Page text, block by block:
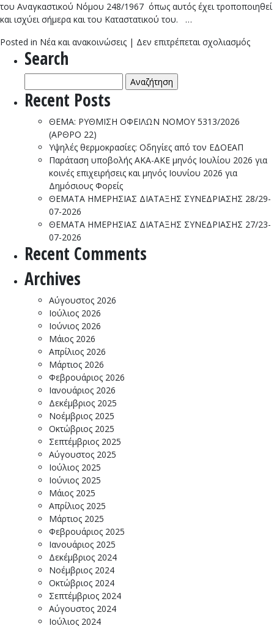
του Αναγκαστικού Νόμου 248/1967 όπως αυτός έχει τροποποιηθεί
και ισχύει σήμερα και του Καταστατικού του. …
Posted in Νέα και ανακοινώσεις | Δεν επιτρέπεται σχολιασμόςστο
SQL
Server
Per
Search
για:
Recent Posts
ΘΕΜΑ: ΡΥΘΜΙΣΗ ΟΦΕΙΛΩΝ ΝΟΜΟΥ 5313/2026
(ΑΡΘΡΟ 22)
Υψηλές θερμοκρασίες: Οδηγίες από τον ΕΔΟΕΑΠ
Παράταση υποβολής ΑΚΑ-ΑΚΕ μηνός Ιουλίου 2026 για
κοινές επιχειρήσεις και μηνός Ιουνίου 2026 για
Δημόσιους Φορείς
ΘΕΜΑΤΑ ΗΜΕΡΗΣΙΑΣ ΔΙΑΤΑΞΗΣ ΣΥΝΕΔΡΙΑΣΗΣ 28/29-
07-2026
ΘΕΜΑΤΑ ΗΜΕΡΗΣΙΑΣ ΔΙΑΤΑΞΗΣ ΣΥΝΕΔΡΙΑΣΗΣ 27/23-
07-2026
Recent Comments
Archives
Αύγουστος 2026
Ιούλιος 2026
Ιούνιος 2026
Μάιος 2026
Απρίλιος 2026
Μάρτιος 2026
Φεβρουάριος 2026
Ιανουάριος 2026
Δεκέμβριος 2025
Νοέμβριος 2025
Οκτώβριος 2025
Σεπτέμβριος 2025
Αύγουστος 2025
Ιούλιος 2025
Ιούνιος 2025
Μάιος 2025
Απρίλιος 2025
Μάρτιος 2025
Φεβρουάριος 2025
Ιανουάριος 2025
Δεκέμβριος 2024
Νοέμβριος 2024
Οκτώβριος 2024
Σεπτέμβριος 2024
Αύγουστος 2024
Ιούλιος 2024